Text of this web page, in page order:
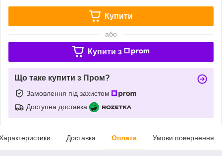
Купити
або
Купити з
Що таке купити з Пром?
Замовлення під захистом
Доступна доставка
Доставка Оплата Умови повернення